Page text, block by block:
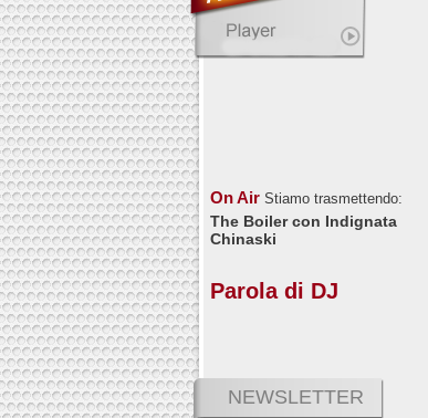
On Air Stiamo trasmettendo:
The Boiler con Indignata
Chinaski
Parola di DJ
NEWSLETTER